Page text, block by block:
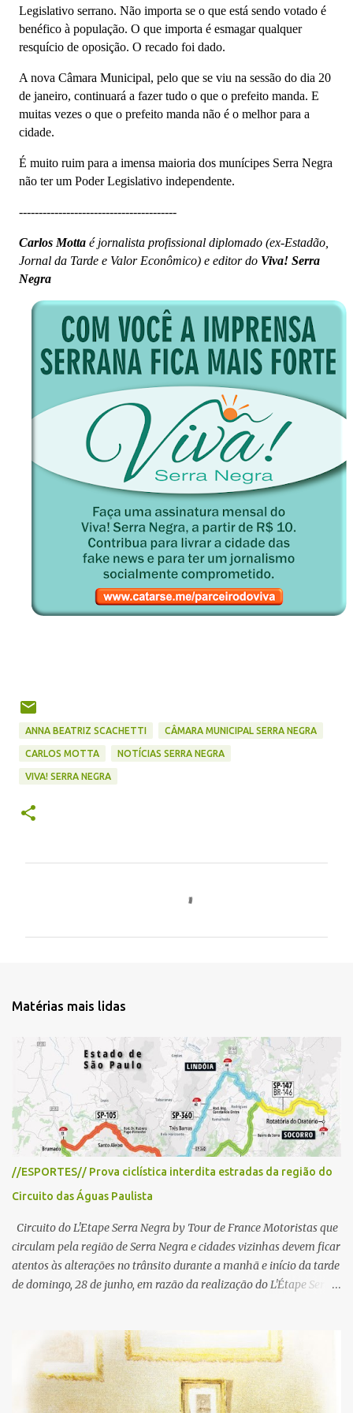
Legislativo serrano. Não importa se o que está sendo votado é
benéfico à população. O que importa é esmagar qualquer
resquício de oposição. O recado foi dado.
A nova Câmara Municipal, pelo que se viu na sessão do dia 20
de janeiro, continuará a fazer tudo o que o prefeito manda. E
muitas vezes o que o prefeito manda não é o melhor para a
cidade.
É muito ruim para a imensa maioria dos munícipes Serra Negra
não ter um Poder Legislativo independente.
----------------------------------------
Carlos Motta é jornalista profissional diplomado (ex-Estadão,
Jornal da Tarde e Valor Econômico) e editor do Viva! Serra
Negra
ANNA BEATRIZ SCACHETTI CÂMARA MUNICIPAL SERRA NEGRA
CARLOS MOTTA NOTÍCIAS SERRA NEGRA
VIVA! SERRA NEGRA
t
i
s
Matérias mais lidas
//ESPORTES// Prova ciclística interdita estradas da região do
Circuito das Águas Paulista
Circuito do L'Etape Serra Negra by Tour de France Motoristas que
circulam pela região de Serra Negra e cidades vizinhas devem ficar
atentos às alterações no trânsito durante a manhã e início da tarde
de domingo, 28 de junho, em razão da realização do L'Étape Serra
reunirá atletas de diferentes regiões do país e terá percursos
passando pelos municípios de Serra Negra, Amparo, Monte Alegre
do Sul, Lindoia e Socorro. Para garantir a segurança dos
participantes e do público, diversos trechos de rodovias e estradas